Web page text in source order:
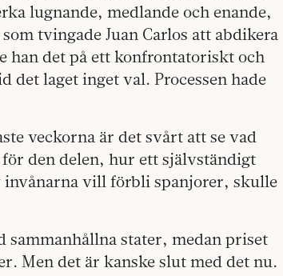
lugnande, medlande och enande,
tvingade Juan Carlos att abdikera
han det på ett konfrontatoriskt och
det laget­ inget val. Processen hade
veckorna är det svårt att se vad
den delen, hur ett självständigt
invånarna vill förbli spanjorer, skulle
sammanhållna stater, medan priset
Men det är kanske slut med det nu.